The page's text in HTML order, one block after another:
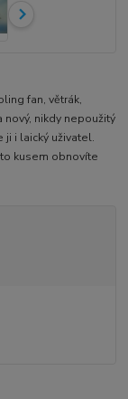
fan, větrák,
nikdy nepoužitý
ji i laický uživatel.
kusem obnovíte